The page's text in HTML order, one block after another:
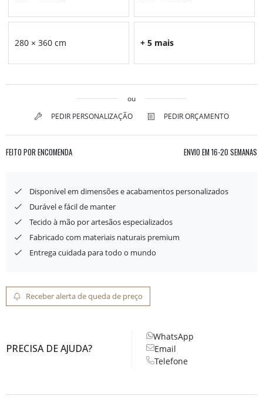
280 × 360 cm + 5 mais
ou
PEDIR PERSONALIZAÇÃO
PEDIR ORÇAMENTO
FEITO POR ENCOMENDA ENVIO EM 16-20 SEMANAS
Disponível em dimensões e acabamentos personalizados
Durável e fácil de manter
Tecido à mão por artesãos especializados
Fabricado com materiais naturais premium
Entrega cuidada para todo o mundo
Receber alerta de queda de preço
PRECISA DE AJUDA?
WhatsApp
Email
Telefone